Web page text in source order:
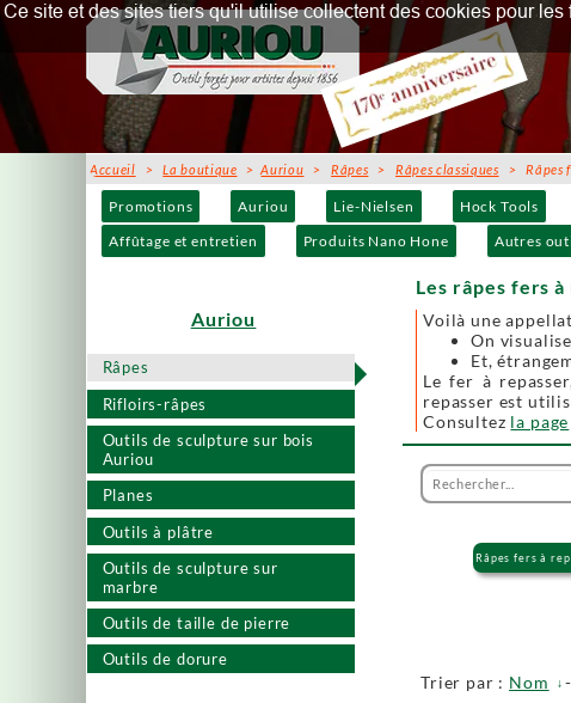
Promotions Auriou Lie-Nielsen Hock Tools
Affûtage et entretien
Produits Nano Hone Autres
Râpes
Rifloirs-râpes
Outils de sculpture sur bois
Auriou
Planes
Outils à plâtre
Outils de sculpture sur
marbre
Outils de taille de pierre
Outils de dorure
Accueil >La boutique >Auriou >Râpes >Râpes classiques > Râpes
Les râpes fers à
Voilà une
On
Et,
Le fer à
repasser est
Consultez la page
Auriou
Râpes fers à
Trier par : Nom -
Ce site et des sites tiers qu'il utilise collectent des cookies pour